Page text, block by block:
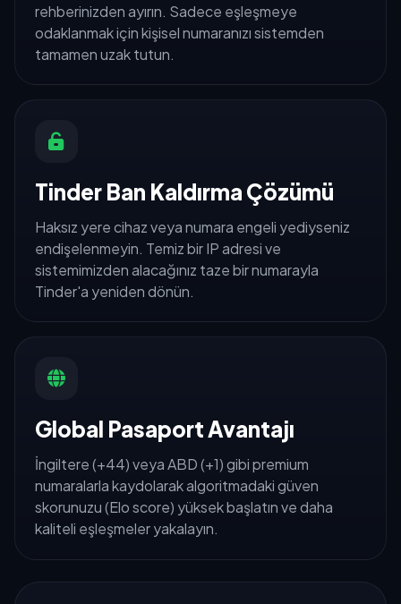
rehberinizden ayırın. Sadece eşleşmeye
odaklanmak için kişisel numaranızı sistemden
tamamen uzak tutun.
Tinder Ban Kaldırma Çözümü
Haksız yere cihaz veya numara engeli yediyseniz
endişelenmeyin. Temiz bir IP adresi ve
sistemimizden alacağınız taze bir numarayla
Tinder'a yeniden dönün.
Global Pasaport Avantajı
İngiltere (+44) veya ABD (+1) gibi premium
numaralarla kaydolarak algoritmadaki güven
skorunuzu (Elo score) yüksek başlatın ve daha
kaliteli eşleşmeler yakalayın.